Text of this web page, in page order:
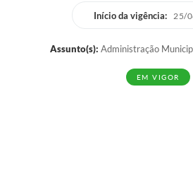
Contratação de estagiário - estudante de
Vagas de emprego no PAT Valinhos
Início da vigência: 25/
Assunto(s): Administração
EM VIGOR